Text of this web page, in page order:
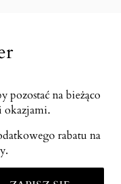
pozostać na bieżąco
rabatu na